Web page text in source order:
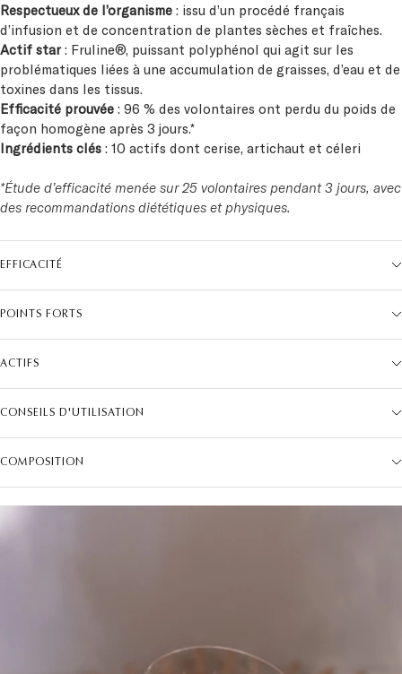
Respectueux de l’organisme : issu d’un procédé français
d’infusion et de concentration de plantes sèches et fraîches.
Actif star: Fruline®, puissant polyphénol qui agit sur les
problématiques liées à une accumulation de graisses, d’eau et de
toxines dans les tissus.
Efficacité prouvée : 96 % des volontaires ont perdu du poids de
façon homogène après 3 jours.*
Ingrédients clés : 10 actifs dont cerise, artichaut et céleri
*Étude d’efficacité menée sur 25 volontaires pendant 3 jours, avec
des recommandations diététiques et physiques.
EFFICACITÉ
POINTS FORTS
ACTIFS
CONSEILS D'UTILISATION
COMPOSITION